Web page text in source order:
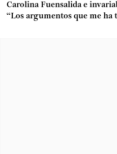
Carolina Fuensalida e
“Los argumentos que me ha